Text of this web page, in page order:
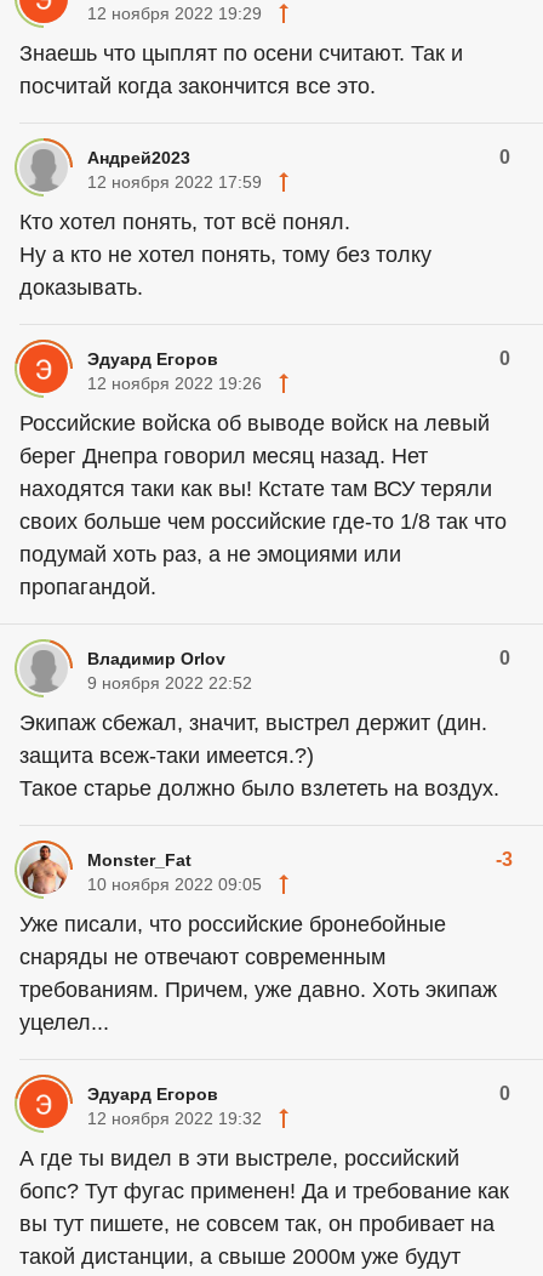
12 ноября 2022 19:29
Знаешь что цыплят по осени считают. Так и
посчитай когда закончится все это.
Андрей2023 0
12 ноября 2022 17:59
Кто хотел понять, тот всё понял.
Ну а кто не хотел понять, тому без толку
доказывать.
Эдуард Егоров 0
12 ноября 2022 19:26
Российские войска об выводе войск на левый
берег Днепра говорил месяц назад. Нет
находятся таки как вы! Кстате там ВСУ теряли
своих больше чем российские где-то 1/8 так что
подумай хоть раз, а не эмоциями или
пропагандой.
Владимир Orlov 0
9 ноября 2022 22:52
Экипаж сбежал, значит, выстрел держит (дин.
защита всеж-таки имеется.?)
Такое старье должно было взлететь на воздух.
Monster_Fat -3
10 ноября 2022 09:05
Уже писали, что российские бронебойные
снаряды не отвечают современным
требованиям. Причем, уже давно. Хоть экипаж
уцелел...
Эдуард Егоров 0
12 ноября 2022 19:32
А где ты видел в эти выстреле, российский
бопс? Тут фугас применен! Да и требование как
вы тут пишете, не совсем так, он пробивает на
такой дистанции, а свыше 2000м уже будут